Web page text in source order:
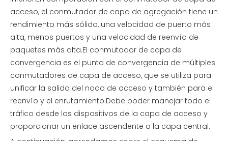
acceso, el conmutador de capa de agregación tiene un
rendimiento más sólido, una velocidad de puerto más
alta, menos puertos y una velocidad de reenvío de
paquetes más alta.El conmutador de capa de
convergencia es el punto de convergencia de múltiples
conmutadores de capa de acceso, que se utiliza para
unificar la salida del nodo de acceso y también para el
reenvío y el enrutamiento.Debe poder manejar todo el
tráfico desde los dispositivos de la capa de acceso y
proporcionar un enlace ascendente a la capa central.